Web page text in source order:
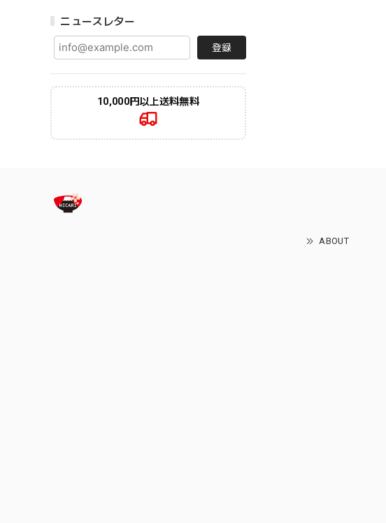
ニュースレター
登録
10,000円以上送料無料
ABOUT